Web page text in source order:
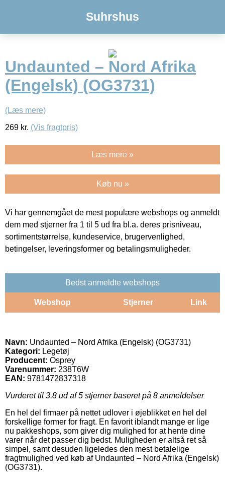
Suhrshus
Undaunted – Nord Afrika
(Engelsk) (OG3731)
(Læs mere)
269 kr. (Vis fragtpris)
Læs mere »
Køb nu »
Vi har gennemgået de mest populære webshops og anmeldt
dem med stjerner fra 1 til 5 ud fra bl.a. deres prisniveau,
sortimentstørrelse, kundeservice, brugervenlighed,
betingelser, leveringsformer og betalingsmuligheder.
Bedst anmeldte webshops
Webshop Stjerner Link
Navn: Undaunted – Nord Afrika (Engelsk) (OG3731)
Kategori: Legetøj
Producent: Osprey
Varenummer: 238T6W
EAN: 9781472837318
Vurderet til 3.8 ud af 5 stjerner baseret på 8 anmeldelser
En hel del firmaer på nettet udlover i øjeblikket en hel del
forskellige former for fragt. En favorit iblandt mange er lige
nu pakkeshops, som giver dig mulighed for at hente dine
varer når det passer dig bedst. Muligheden er altså ret så
simpel, samt desuden ligeledes den mest betalelige
fragtmulighed ved køb af Undaunted – Nord Afrika (Engelsk)
(OG3731).